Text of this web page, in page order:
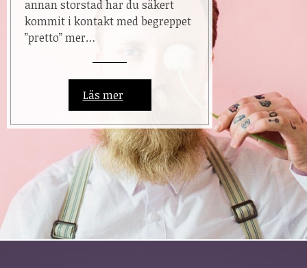
annan storstad har du säkert
kommit i kontakt med begreppet
”pretto” mer…
Läs mer